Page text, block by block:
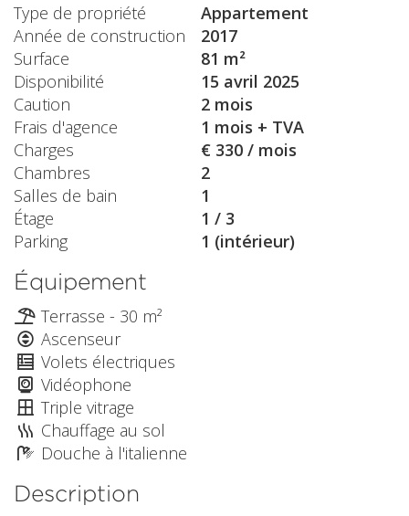
Type de propriété
Appartement
Année de construction
2017
Surface
81 m²
Disponibilité
15 avril 2025
Caution
2 mois
Frais d'agence
1 mois + TVA
Charges
€ 330 / mois
Chambres
2
Salles de bain
1
Étage
1 / 3
Parking
1 (intérieur)
Équipement
Terrasse - 30 m²
Ascenseur
Volets électriques
Vidéophone
Triple vitrage
Chauffage au sol
Douche à l'italienne
Description